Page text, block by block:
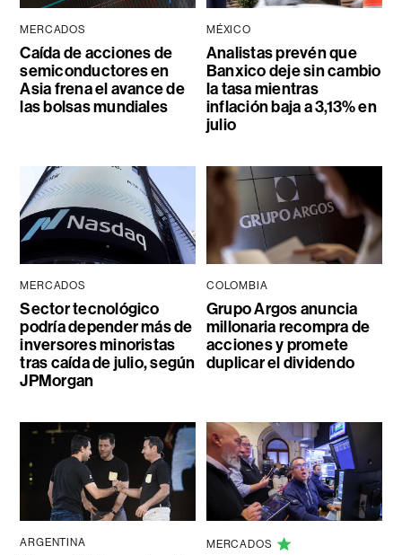
MERCADOS
Caída de acciones de
semiconductores en
Asia frena el avance de
las bolsas mundiales
MÉXICO
Analistas prevén que
Banxico deje sin cambio
la tasa mientras
inflación baja a 3,13% en
julio
MERCADOS
Sector tecnológico
podría depender más de
inversores minoristas
tras caída de julio, según
JPMorgan
COLOMBIA
Grupo Argos anuncia
millonaria recompra de
acciones y promete
duplicar el dividendo
ARGENTINA MERCADOS